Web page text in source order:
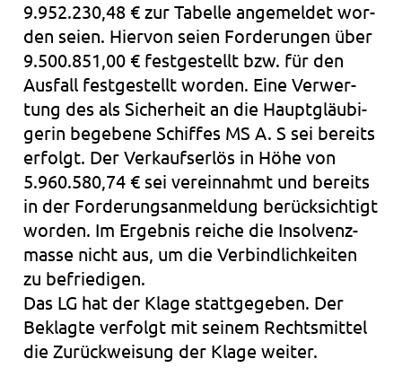
9.952.230,48 € zur Tabel­le ange­mel­det wor­
den seien. Hier­von seien For­de­run­gen über
9.500.851,00 € fest­ge­stellt bzw. für den
Aus­fall fest­ge­stellt wor­den. Eine Ver­wer­
tung des als Sicher­heit an die Haupt­gläu­bi­
ge­rin bege­be­ne Schif­fes MS A. S sei bereits
erfolgt. Der Ver­kaufs­er­lös in Höhe von
5.960.580,74 € sei ver­ein­nahmt und bereits
in der For­de­rungs­an­mel­dung berück­sich­tigt
wor­den. Im Ergeb­nis rei­che die Insol­venz­
mas­se nicht aus, um die Ver­bind­lich­kei­ten
zu befrie­di­gen.
Das LG hat der Klage statt­ge­ge­ben. Der
Beklag­te ver­folgt mit sei­nem Rechts­mit­tel
die Zurück­wei­sung der Klage wei­ter.